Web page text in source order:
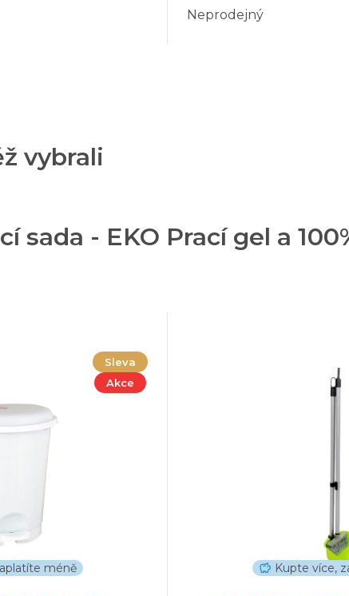
Neprodejný
vybrali
sada - EKO Prací gel a
Sleva
Akce
méně Kupte více,